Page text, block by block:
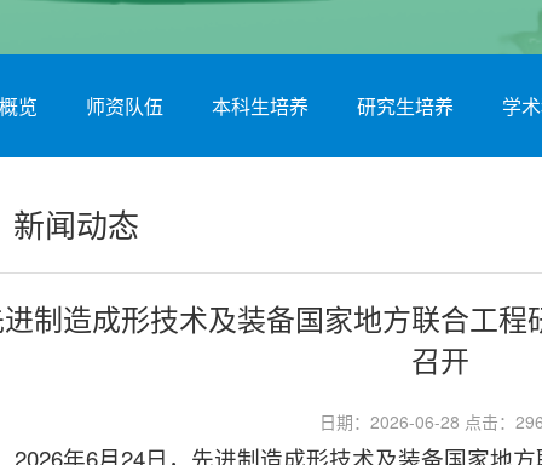
览 师资队伍 本科生培养 研究生培养 学
新闻动态
制造成形技术及装备国家地方联合工
召开
日期：2026-06-28 点击：
2026年6月24日，先进制造成形技术及装备国家地